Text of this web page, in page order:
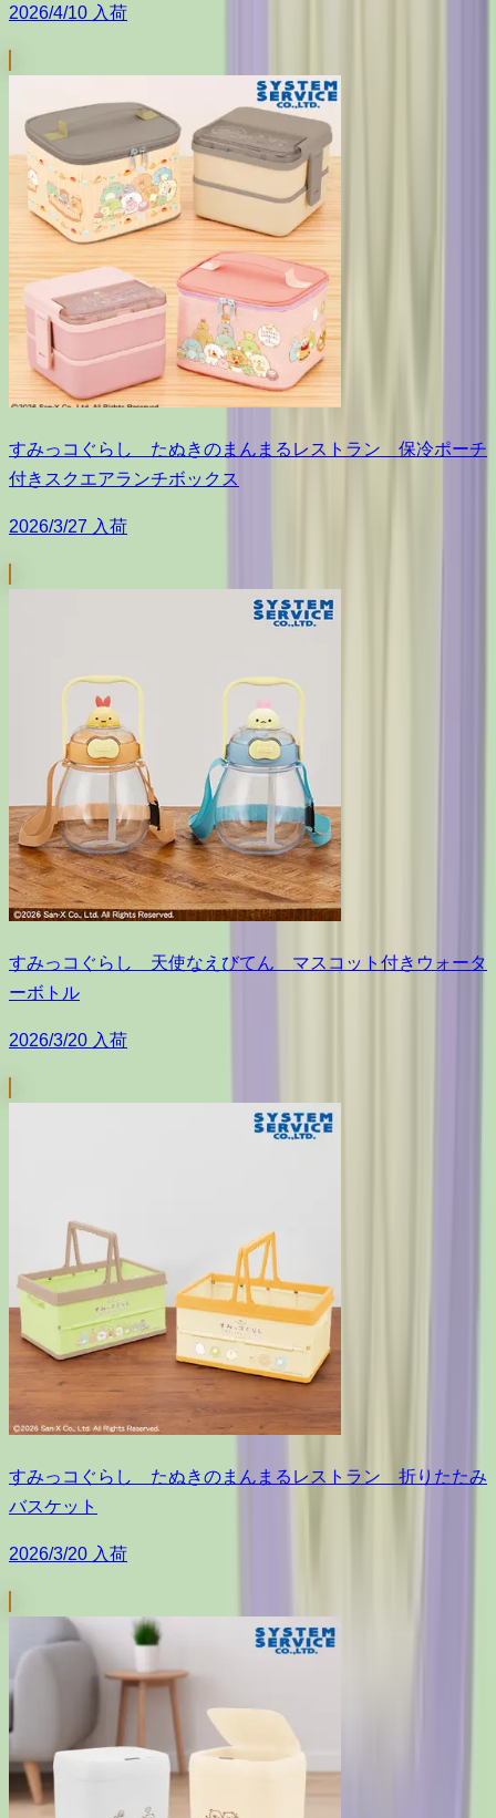
2026/4/10 入荷
すみっコぐらし たぬきのまんまるレストラン 保冷ポーチ
付きスクエアランチボックス
2026/3/27 入荷
すみっコぐらし 天使なえびてん マスコット付きウォータ
ーボトル
2026/3/20 入荷
すみっコぐらし たぬきのまんまるレストラン 折りたたみ
バスケット
2026/3/20 入荷